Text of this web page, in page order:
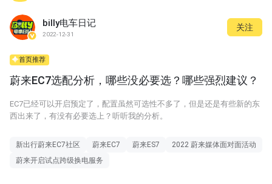
billy电车日记
2022-12-31
关注
首页推荐
蔚来EC7选配分析，哪些没必要选？哪些强烈建议？
EC7已经可以开启预定了，配置虽然可选性不多了，但是还是有些新的东
西出来了，有没有必要选上？听听我的分析。
新出行蔚来EC7社区 蔚来EC7 蔚来ES7
2022 蔚来媒体面对面活动
蔚来开启试点跨级换电服务